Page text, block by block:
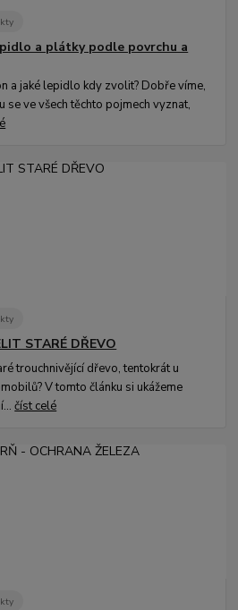
a plátky podle povrchu a
a jaké lepidlo kdy zvolit? Dobře víme,
se ve všech těchto pojmech vyznat,
STARÉ DŘEVO
trouchnivějící dřevo, tentokrát u
V tomto článku si ukážeme
číst celé